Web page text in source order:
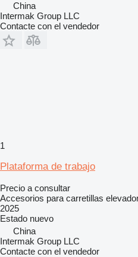
China
Intermak Group LLC
Contacte con el vendedor
1
Plataforma de trabajo
Precio a consultar
Accesorios para carretillas
2025
Estado nuevo
China
Intermak Group LLC
Contacte con el vendedor